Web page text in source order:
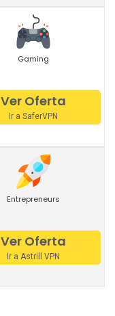
Gaming
Ver Oferta
Ir a SaferVPN
Entrepreneurs
Ver Oferta
Ir a Astrill VPN